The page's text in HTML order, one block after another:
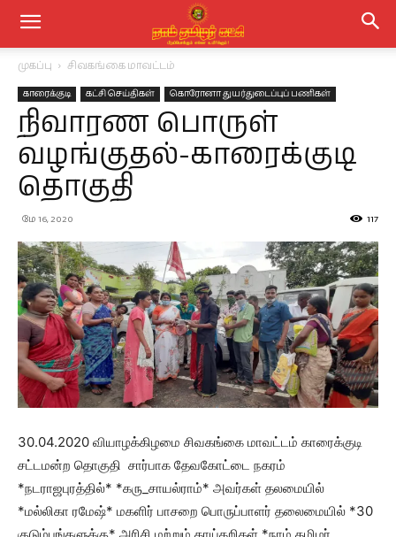
முகப்பு சிவகங்கை மாவட்டம்
காரைக்குடி கட்சி செய்திகள் கொரோனா துயர்துடைப்புப் பணிகள்
நிவாரண பொருள்
வழங்குதல்-காரைக்குடி
தொகுதி
மே 16, 2020 117
30.04.2020 வியாழக்கிழமை சிவகங்கை மாவட்டம் காரைக்குடி
சட்டமன்ற தொகுதி சார்பாக தேவகோட்டை நகரம்
*நடராஜபுரத்தில்* *கரு_சாயல்ராம்* அவர்கள் தலமையில்
*மல்லிகா ரமேஷ்* மகளிர் பாசறை பொருப்பாளர் தலைமையில் *30
குடும்பங்களுக்கு* அரிசி மற்றும் காய்கறிகள் *நாம் தமிழர்